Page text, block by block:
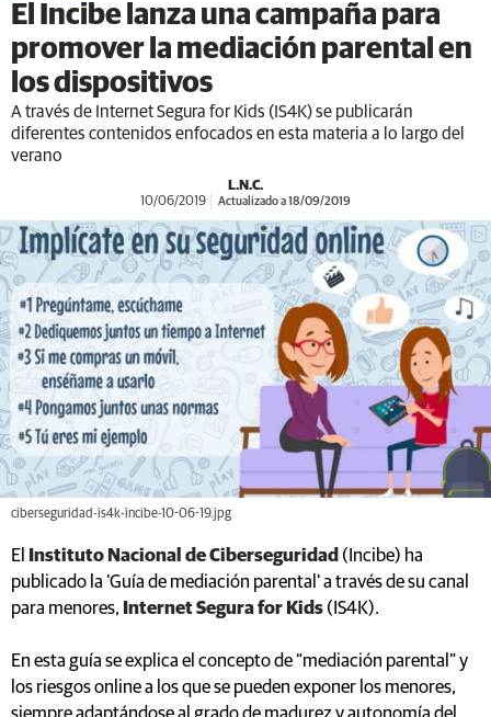
El Incibe lanza una campaña para
promover la mediación parental en
los dispositivos
A través de Internet Segura for Kids (IS4K) se publicarán
diferentes contenidos enfocados en esta materia a lo largo del
verano
L.N.C.
10/06/2019 Actualizado a 18/09/2019
ciberseguridad-is4k-incibe-10-06-19.jpg
El Instituto Nacional de Ciberseguridad (Incibe) ha
publicado la 'Guía de mediación parental' a través de su canal
para menores, Internet Segura for Kids (IS4K).
En esta guía se explica el concepto de “mediación parental” y
los riesgos online a los que se pueden exponer los menores,